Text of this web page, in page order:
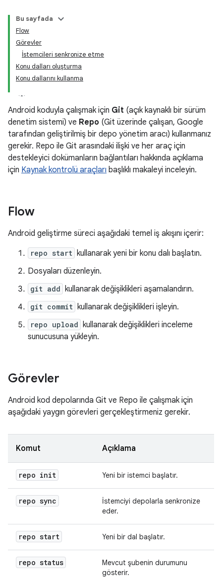
Bu sayfada
Flow
Görevler
İstemcileri senkronize etme
Konu dalları oluşturma
Konu dallarını kullanma
Android koduyla çalışmak için Git (açık kaynaklı bir sürüm
denetim sistemi) ve Repo (Git üzerinde çalışan, Google
tarafından geliştirilmiş bir depo yönetim aracı) kullanmanız
gerekir. Repo ile Git arasındaki ilişki ve her araç için
destekleyici dokümanların bağlantıları hakkında açıklama
için Kaynak kontrolü araçları başlıklı makaleyi inceleyin.
Flow
Android geliştirme süreci aşağıdaki temel iş akışını içerir:
repo start kullanarak yeni bir konu dalı başlatın.
Dosyaları düzenleyin.
git add kullanarak değişiklikleri aşamalandırın.
git commit kullanarak değişiklikleri işleyin.
repo upload kullanarak değişiklikleri inceleme
sunucusuna yükleyin.
Görevler
Android kod depolarında Git ve Repo ile çalışmak için
aşağıdaki yaygın görevleri gerçekleştirmeniz gerekir.
Komut Açıklama
repo init Yeni bir istemci başlatır.
repo sync
İstemciyi depolarla senkronize
eder.
repo start Yeni bir dal başlatır.
repo status
Mevcut şubenin durumunu
gösterir.